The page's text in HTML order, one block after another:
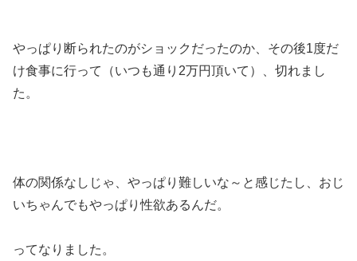
やっぱり断られたのがショックだったのか、その後1度だ
け食事に行って（いつも通り2万円頂いて）、切れまし
た。
体の関係なしじゃ、やっぱり難しいな～と感じたし、おじ
いちゃんでもやっぱり性欲あるんだ。
ってなりました。